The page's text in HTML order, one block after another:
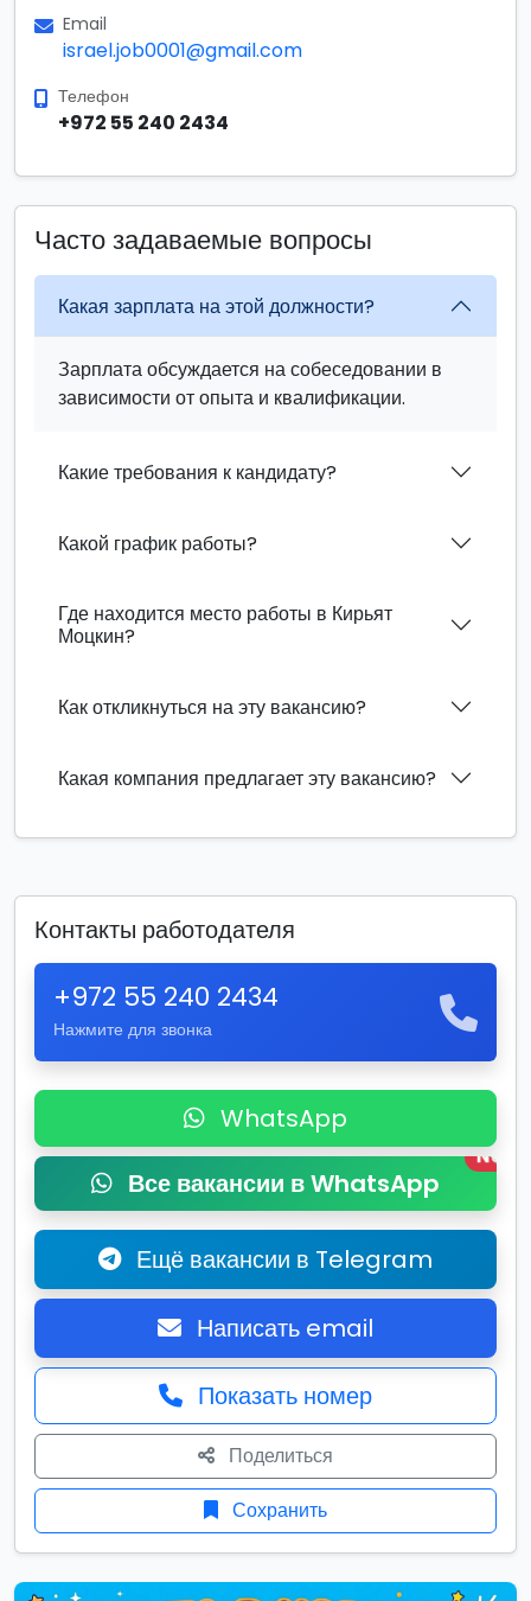
Email
israel.job0001@gmail.com
Телефон
+972 55 240 2434
Часто задаваемые вопросы
Какая зарплата на этой должности?
Зарплата обсуждается на собеседовании в
зависимости от опыта и квалификации.
Какие требования к кандидату?
Какой график работы?
Где находится место работы в Кирьят
Моцкин?
Как откликнуться на эту вакансию?
Какая компания предлагает эту вакансию?
Контакты работодателя
+972 55 240 2434
Нажмите для звонка
WhatsApp
Все вакансии в WhatsApp
New
Ещё вакансии в Telegram
Написать email
Показать номер
Поделиться
Сохранить